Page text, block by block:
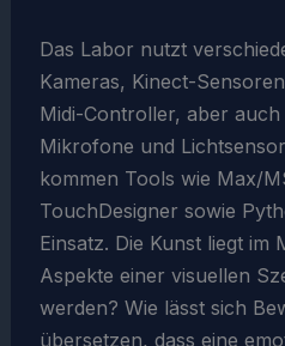
Das Labor nutzt
Kameras, Kinect-
Midi-Controller, aber
Mikrofone und
kommen Tools wie Max/
TouchDesigner sowie
Einsatz. Die Kunst liegt im
Aspekte einer visuellen
werden? Wie lässt sich
übersetzen, dass eine